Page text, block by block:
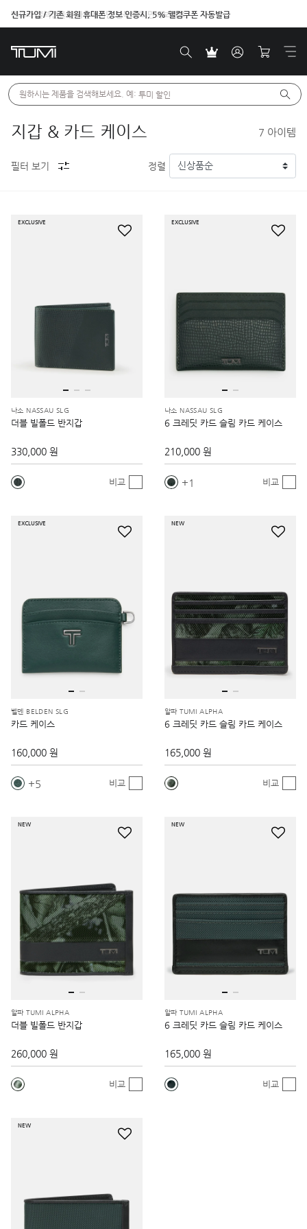
신규가입 / 기존 회원 휴대폰 정보 인증시, 5% 웰컴쿠폰 자동발급
벤트라 컬렉션을 온라인에서만 단독으로 만나보세요.
원하시는 제품을 검색해보세요. 예: 투미 할인
지갑 & 카드 케이스 7 아이템
필터 보기 정렬
EXCLUSIVE
나소 NASSAU SLG
더블 빌폴드 반지갑
330,000 원
비교
EXCLUSIVE
나소 NASSAU SLG
6 크레딧 카드 슬림 카드 케이스
210,000 원
1 비교
EXCLUSIVE
벨덴 BELDEN SLG
카드 케이스
160,000 원
5 비교
NEW
알파 TUMI ALPHA
6 크레딧 카드 슬림 카드 케이스
165,000 원
비교
NEW
알파 TUMI ALPHA
더블 빌폴드 반지갑
260,000 원
비교
NEW
알파 TUMI ALPHA
6 크레딧 카드 슬림 카드 케이스
165,000 원
비교
NEW